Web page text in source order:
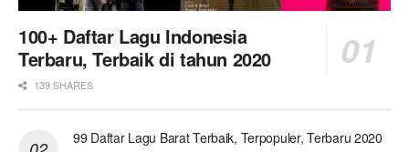
100+ Daftar Lagu Indonesia
Terbaru, Terbaik di tahun 2020
139 SHARES
99 Daftar Lagu Barat Terbaik, Terpopuler, Terbaru 2020